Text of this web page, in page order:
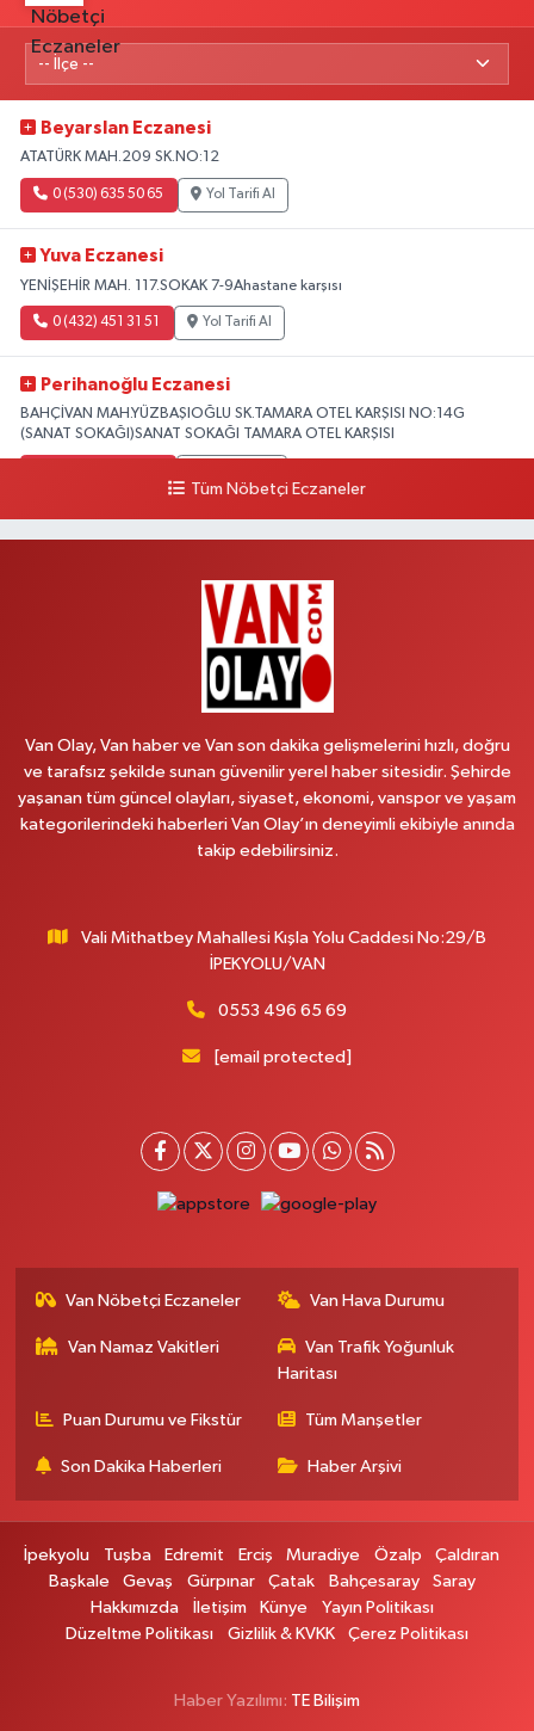
Beyarslan Eczanesi
ATATÜRK MAH.209 SK.NO:12
0 (530) 635 50 65 Yol Tarifi Al
Yuva Eczanesi
YENİŞEHİR MAH. 117.SOKAK 7-9Ahastane karşısı
0 (432) 451 31 51 Yol Tarifi Al
Perihanoğlu Eczanesi
BAHÇİVAN MAH.YÜZBAŞIOĞLU SK.TAMARA OTEL KARŞISI NO:14G
(SANAT SOKAĞI)SANAT SOKAĞI TAMARA OTEL KARŞISI
Yol Tarifi Al
BEYAZIT MAH.ZEYLAN CADDESİ OKYANUS GİYİM YANI NO:1
Afşar Eczanesi
Kazım Karabekir cad.Eski Araştırma Hastanesi karşısı (kent park karşısı )
Gürpınar Eczanesi
Akpınar Mah. Milli Egemenlik Cad.No:7 A
Yol Tarifi Al
0 (432) 215 77 65 Yol Tarifi Al
Ferhat Eczanesi
Akköprü mahallesi Beşyol mevkii sakatatçılar çarşısı altı şok market yanı
Gündüz Eczanesi
CUMHURİYET MAH. ATATÜRK CADDESİ NO:39 A
Merve Eczanesi
ZEYLAN CAD.BEKO BAYİ KARŞISI NO:13 MERVE ECZANESİ:ZEYLAN
Tüm Nöbetçi Eczaneler
Van Olay, Van haber ve Van son dakika gelişmelerini hızlı, doğru
ve tarafsız şekilde sunan güvenilir yerel haber sitesidir. Şehirde
yaşanan tüm güncel olayları, siyaset, ekonomi, vanspor ve yaşam
kategorilerindeki haberleri Van Olay’ın deneyimli ekibiyle anında
takip edebilirsiniz.
Vali Mithatbey Mahallesi Kışla Yolu Caddesi No:29/B
İPEKYOLU/VAN
0553 496 65 69
[email protected]
Van Nöbetçi Eczaneler Van Hava Durumu
Van Namaz Vakitleri
Van Trafik Yoğunluk
Haritası
Puan Durumu ve Fikstür Tüm Manşetler
Son Dakika Haberleri Haber Arşivi
İpekyolu Tuşba Edremit Erciş Muradiye Özalp
Çaldıran
Başkale
Gevaş Gürpınar Çatak Bahçesaray
Saray
Hakkımızda
İletişim Künye
Yayın Politikası
Düzeltme Politikası
Gizlilik & KVKK Çerez Politikası
Haber Yazılımı: TE Bilişim